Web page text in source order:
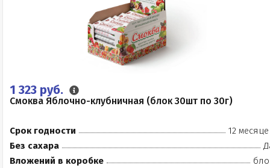
1 323 руб.
Смоква Яблочно-клубничная (блок 30шт по 30г)
Срок годности
12
Без сахара
Вложений в коробке